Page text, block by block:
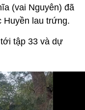
(vai Nguyên) đã
Huyền lau trứng.
tập 33 và dự